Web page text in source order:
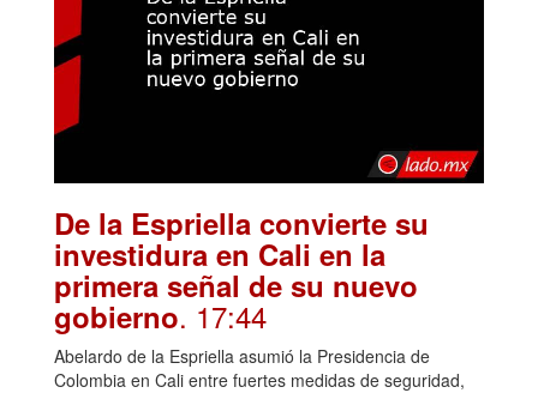
De la Espriella convierte su
investidura en Cali en la
primera señal de su nuevo
gobierno. 17:44
Abelardo de la Espriella asumió la Presidencia de
Colombia en Cali entre fuertes medidas de seguridad,